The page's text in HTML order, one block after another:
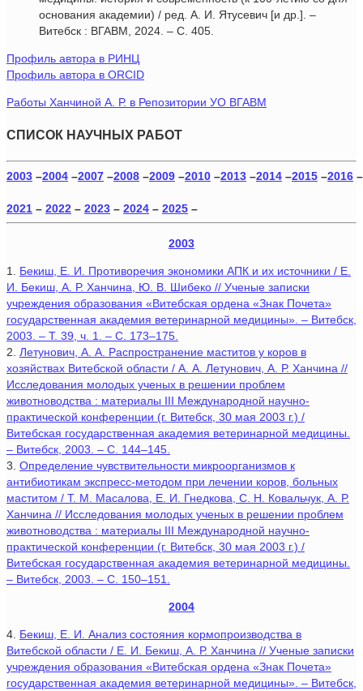
основания академии) / ред. А. И. Ятусевич [и др.]. –
Витебск : ВГАВМ, 2024. – С. 405.
Профиль автора в РИНЦ
Профиль автора в ORCID
Работы Ханчиной А. Р. в Репозитории УО ВГАВМ
СПИСОК НАУЧНЫХ РАБОТ
2003 –2004 –2007 –2008 –2009 –2010 –2013 –2014 –2015 –2016 –
2021 – 2022 – 2023 – 2024 – 2025 –
2003
1. Бекиш, Е. И. Противоречия экономики АПК и их источники / Е.
И. Бекиш, А. Р. Ханчина, Ю. В. Шибеко // Ученые записки
учреждения образования «Витебская ордена «Знак Почета»
государственная академия ветеринарной медицины». – Витебск,
2003. – Т. 39, ч. 1. – С. 173–175.
2. Летунович, А. А. Распространение маститов у коров в
хозяйствах Витебской области / А. А. Летунович, А. Р. Ханчина //
Исследования молодых ученых в решении проблем
животноводства : материалы III Международной научно-
практической конференции (г. Витебск, 30 мая 2003 г.) /
Витебская государственная академия ветеринарной медицины.
– Витебск, 2003. – С. 144–145.
3. Определение чувствительности микроорганизмов к
антибиотикам экспресс-методом при лечении коров, больных
маститом / Т. М. Масалова, Е. И. Гнедкова, С. Н. Ковальчук, А. Р.
Ханчина // Исследования молодых ученых в решении проблем
животноводства : материалы III Международной научно-
практической конференции (г. Витебск, 30 мая 2003 г.) /
Витебская государственная академия ветеринарной медицины.
– Витебск, 2003. – С. 150–151.
2004
4. Бекиш, Е. И. Анализ состояния кормопроизводства в
Витебской области / Е. И. Бекиш, А. Р. Ханчина // Ученые записки
учреждения образования «Витебская ордена «Знак Почета»
государственная академия ветеринарной медицины». – Витебск,